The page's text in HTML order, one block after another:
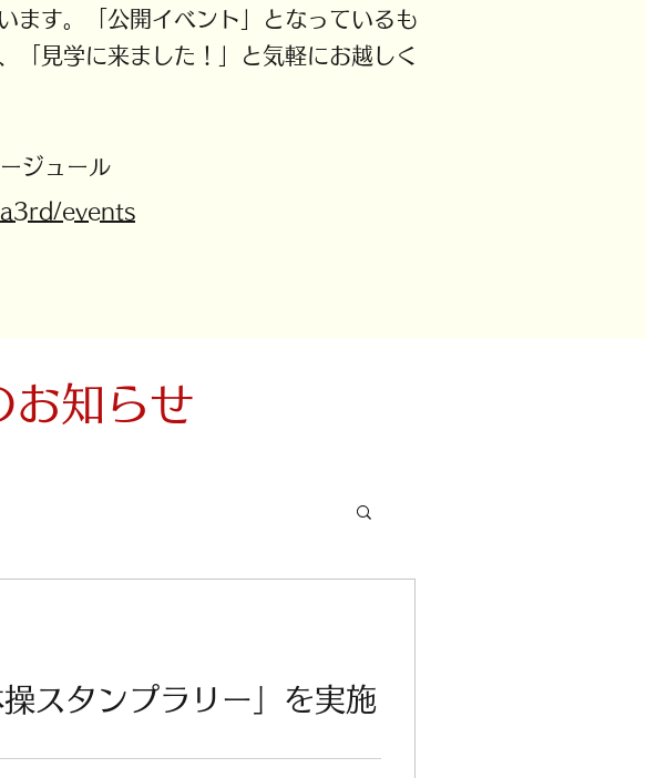
す。「公開イベント」となっているも
「見学に来ました！」と気軽にお越しく
ジュール
events
お知らせ
スタンプラリー」を実施